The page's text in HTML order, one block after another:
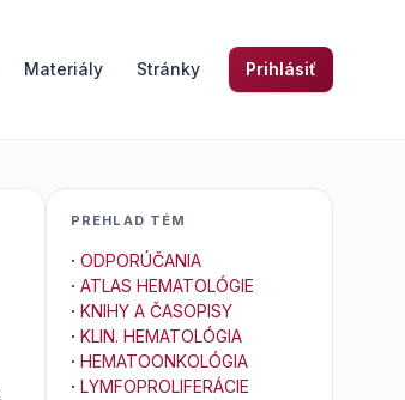
Materiály Stránky Prihlásiť
PREHLAD TÉM
· ODPORÚČANIA
· ATLAS HEMATOLÓGIE
· KNIHY A ČASOPISY
· KLIN. HEMATOLÓGIA
· HEMATOONKOLÓGIA
· LYMFOPROLIFERÁCIE